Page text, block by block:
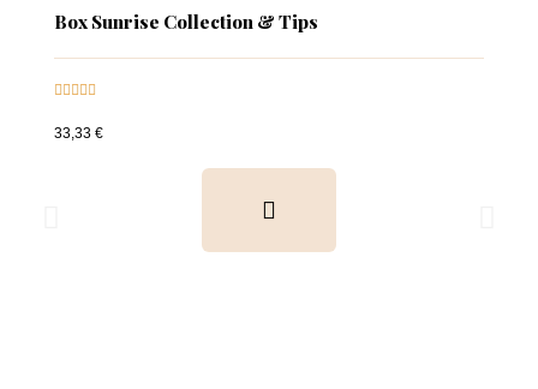
Box Sunrise Collection & Tips

33,33 €